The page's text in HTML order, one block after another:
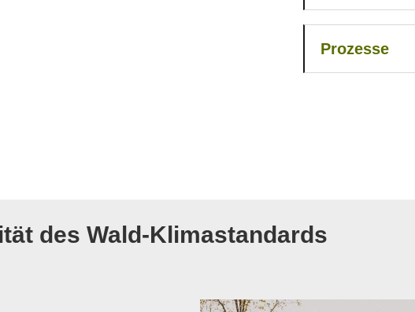
Prozesse
des Wald-Klimastandards